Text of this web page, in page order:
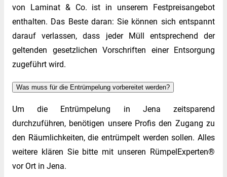
von Laminat & Co. ist in unserem Festpreisangebot
enthalten. Das Beste daran: Sie können sich entspannt
darauf verlassen, dass jeder Müll entsprechend der
geltenden gesetzlichen Vorschriften einer Entsorgung
zugeführt wird.
Was muss für die Entrümpelung vorbereitet werden?
Um die Entrümpelung in Jena zeitsparend
durchzuführen, benötigen unsere Profis den Zugang zu
den Räumlichkeiten, die entrümpelt werden sollen. Alles
weitere klären Sie bitte mit unseren RümpelExperten®
vor Ort in Jena.